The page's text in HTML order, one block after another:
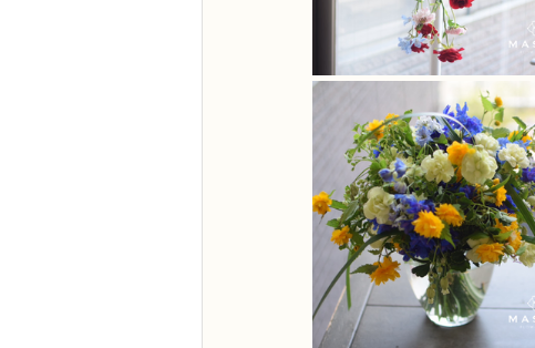
NFDディプロマインドアガーデニングコース